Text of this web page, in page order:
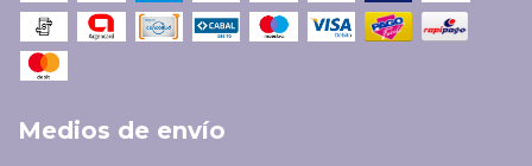
Medios de envío